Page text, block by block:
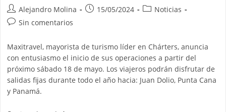
Autor
de
Alejandro Molina
Publicación
15/05/2024
Categoría
Noticias
Comentarios
la
entrada:
Sin comentarios
Maxitravel, mayorista de turismo líder en Chárters, anuncia
con entusiasmo el inicio de sus operaciones a partir del
próximo sábado 18 de mayo. Los viajeros podrán disfrutar de
salidas fijas durante todo el año hacia: Juan Dolio, Punta Cana
y Panamá.